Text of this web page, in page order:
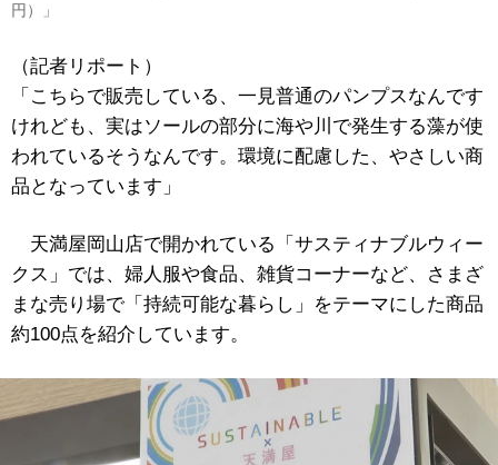
円）」
（記者リポート）
「こちらで販売している、一見普通のパンプスなんです
けれども、実はソールの部分に海や川で発生する藻が使
われているそうなんです。環境に配慮した、やさしい商
品となっています」
天満屋岡山店で開かれている「サスティナブルウィー
クス」では、婦人服や食品、雑貨コーナーなど、さまざ
まな売り場で「持続可能な暮らし」をテーマにした商品
約100点を紹介しています。